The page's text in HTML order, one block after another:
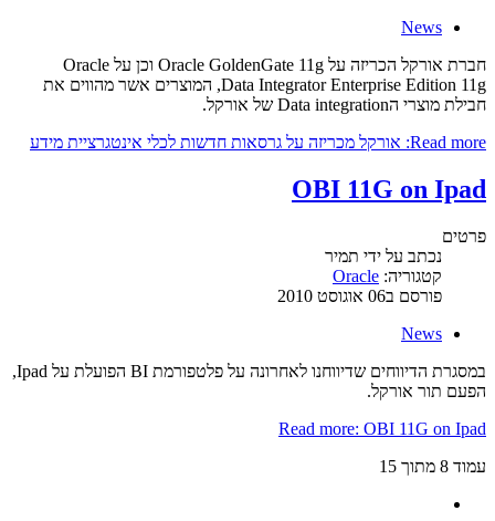
News
חברת אורקל הכריזה על Oracle GoldenGate 11g וכן על Oracle
Data Integrator Enterprise Edition 11g, המוצרים אשר מהווים את
חבילת מוצרי הData integration של אורקל.
Read more: אורקל מכריזה על גרסאות חדשות לכלי אינטגרציית מידע
OBI 11G on Ipad
פרטים
נכתב על ידי תמיר
קטגוריה: Oracle
פורסם ב06 אוגוסט 2010
News
במסגרת הדיווחים שדיווחנו לאחרונה על פלטפורמת BI הפועלת על Ipad,
הפעם תור אורקל.
Read more: OBI 11G on Ipad
עמוד 8 מתוך 15